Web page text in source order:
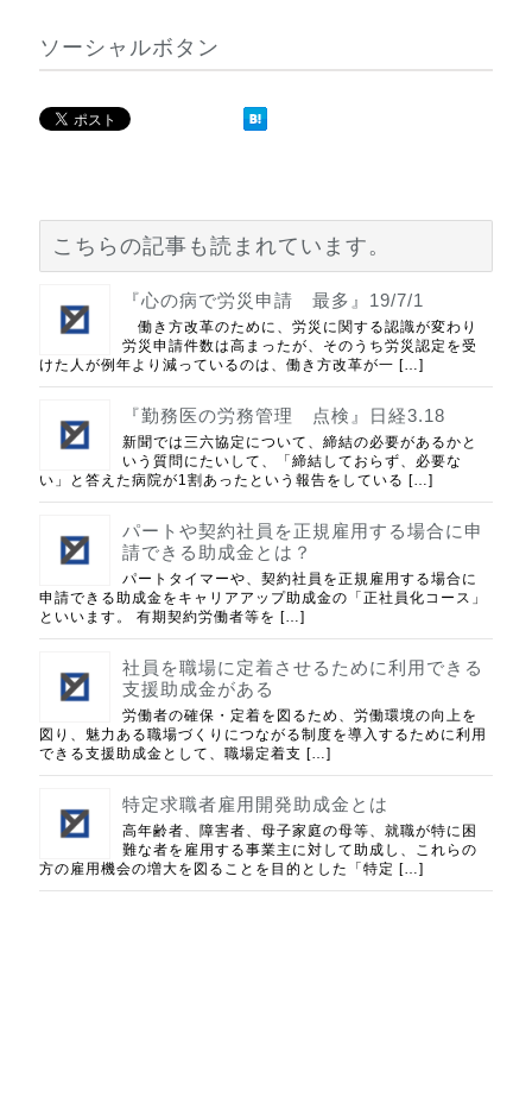
ソーシャルボタン
こちらの記事も読まれています。
『心の病で労災申請 最多』19/7/1
働き方改革のために、労災に関する認識が変わり
労災申請件数は高まったが、そのうち労災認定を受
けた人が例年より減っているのは、働き方改革が一 […]
『勤務医の労務管理 点検』日経3.18
新聞では三六協定について、締結の必要があるかと
いう質問にたいして、「締結しておらず、必要な
い」と答えた病院が1割あったという報告をしている […]
パートや契約社員を正規雇用する場合に申
請できる助成金とは？
パートタイマーや、契約社員を正規雇用する場合に
申請できる助成金をキャリアアップ助成金の「正社員化コース」
といいます。 有期契約労働者等を […]
社員を職場に定着させるために利用できる
支援助成金がある
労働者の確保・定着を図るため、労働環境の向上を
図り、魅力ある職場づくりにつながる制度を導入するために利用
できる支援助成金として、職場定着支 […]
特定求職者雇用開発助成金とは
高年齢者、障害者、母子家庭の母等、就職が特に困
難な者を雇用する事業主に対して助成し、これらの
方の雇用機会の増大を図ることを目的とした「特定 […]